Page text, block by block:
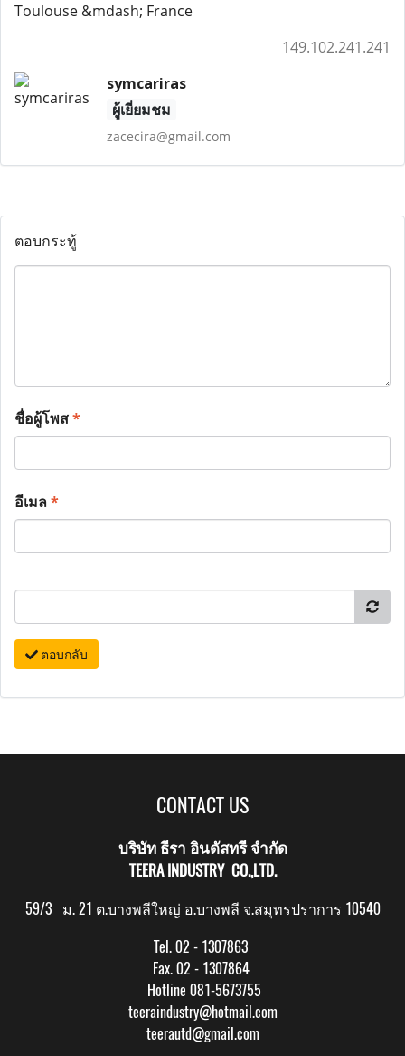
Toulouse &mdash; France
149.102.241.241
symcariras
ผู้เยี่ยมชม
zacecira@gmail.com
ตอบกระทู้
ชื่อผู้โพส*
อีเมล*
ตอบกลับ
CONTACT US
บริษัท ธีรา อินดัสทรี จำกัด
TEERA INDUSTRY CO.,LTD.
59/3 ม. 21 ต.บางพลีใหญ่ อ.บางพลี จ.สมุทรปราการ 10540
Tel. 02 - 1307863
Fax. 02 - 1307864
Hotline 081-5673755
teeraindustry@hotmail.com
teerautd@gmail.com